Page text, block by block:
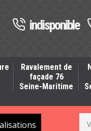
indisponible
Ravalement de
façade 76
Seine-Maritime